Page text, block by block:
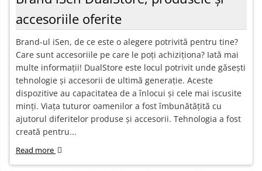
accesoriile oferite
Brand-ul iSen, de ce este o alegere potrivită pentru tine?
Care sunt accesoriile pe care le poți achiziționa? Iată mai
multe informații! DualStore este locul potrivit unde găsești
tehnologie și accesorii de ultimă generație. Aceste
dispozitive au capacitatea de a înlocui și cele mai iscusite
minți. Viața tuturor oamenilor a fost îmbunătățită cu
ajutorul diferitelor produse și accesorii. Tehnologia a fost
creată pentru...
Read more